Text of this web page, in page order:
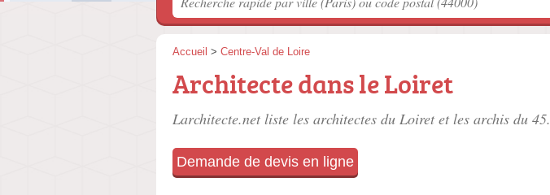
Accueil > Centre-Val de Loire
Architecte dans le Loiret
Larchitecte.net liste les architectes du Loiret et les archis du 45.
Demande de devis en ligne